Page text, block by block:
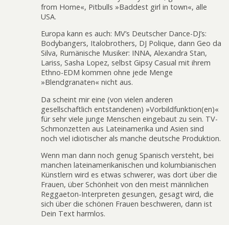
from Home«, Pitbulls »Baddest girl in town«, alle
USA.
Europa kann es auch: MV’s Deutscher Dance-DJ’s:
Bodybangers, Italobrothers, DJ Polique, dann Geo da
Silva, Rumänische Musiker: INNA, Alexandra Stan,
Lariss, Sasha Lopez, selbst Gipsy Casual mit ihrem
Ethno-EDM kommen ohne jede Menge
»Blendgranaten« nicht aus.
Da scheint mir eine (von vielen anderen
gesellschaftlich entstandenen) »Vorbildfunktion(en)«
für sehr viele junge Menschen eingebaut zu sein. TV-
Schmonzetten aus Lateinamerika und Asien sind
noch viel idiotischer als manche deutsche Produktion.
Wenn man dann noch genug Spanisch versteht, bei
manchen lateinamerikanischen und kolumbianischen
Künstlern wird es etwas schwerer, was dort über die
Frauen, über Schönheit von den meist männlichen
Reggaeton-Interpreten gesungen, gesagt wird, die
sich über die schönen Frauen beschweren, dann ist
Dein Text harmlos.